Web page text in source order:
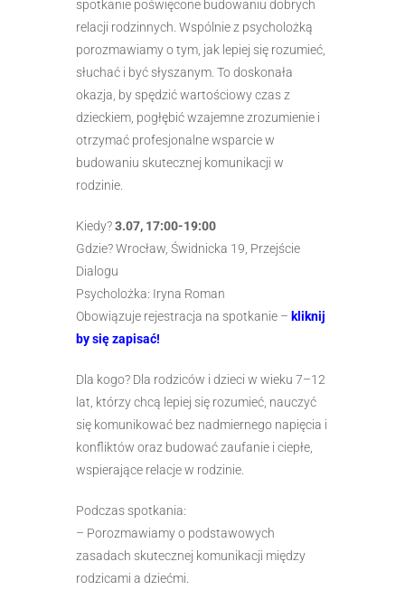
spotkanie poświęcone budowaniu dobrych
relacji rodzinnych. Wspólnie z psycholożką
porozmawiamy o tym, jak lepiej się rozumieć,
słuchać i być słyszanym. To doskonała
okazja, by spędzić wartościowy czas z
dzieckiem, pogłębić wzajemne zrozumienie i
otrzymać profesjonalne wsparcie w
budowaniu skutecznej komunikacji w
rodzinie.
Kiedy?3.07, 17:00-19:00
Gdzie? Wrocław, Świdnicka 19, Przejście
Dialogu
Psycholożka: Iryna Roman
Obowiązuje rejestracja na spotkanie – kliknij
by się zapisać!
Dla kogo? Dla rodziców i dzieci w wieku 7–12
lat, którzy chcą lepiej się rozumieć, nauczyć
się komunikować bez nadmiernego napięcia i
konfliktów oraz budować zaufanie i ciepłe,
wspierające relacje w rodzinie.
Podczas spotkania:
– Porozmawiamy o podstawowych
zasadach skutecznej komunikacji między
rodzicami a dziećmi.